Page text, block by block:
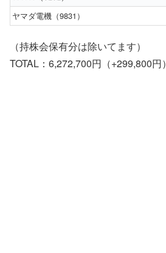
ヤマダ電機（9831）
（持株会保有分は除いてます）
TOTAL：6,272,700円（+299,800円）